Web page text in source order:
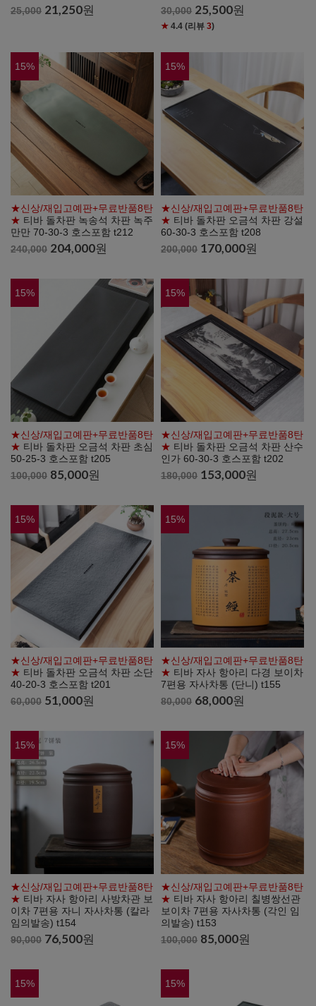
25,000 21,250원
30,000 25,500원
★ 4.4 (리뷰3)
15%
★신상/재입고예판+무료반품8탄
★ 티바 돌차판 녹송석 차판 녹주
만만 70-30-3 호스포함 t212
240,000 204,000원
15%
★신상/재입고예판+무료반품8탄
★ 티바 돌차판 오금석 차판 강설
60-30-3 호스포함 t208
200,000 170,000원
15%
★신상/재입고예판+무료반품8탄
★ 티바 돌차판 오금석 차판 초심
50-25-3 호스포함 t205
100,000 85,000원
15%
★신상/재입고예판+무료반품8탄
★ 티바 돌차판 오금석 차판 산수
인가 60-30-3 호스포함 t202
180,000 153,000원
15%
★신상/재입고예판+무료반품8탄
★ 티바 돌차판 오금석 차판 소단
40-20-3 호스포함 t201
60,000 51,000원
15%
★신상/재입고예판+무료반품8탄
★ 티바 자사 항아리 다경 보이차
7편용 자사차통 (단니) t155
80,000 68,000원
15%
★신상/재입고예판+무료반품8탄
★ 티바 자사 항아리 사방차관 보
이차 7편용 자니 자사차통 (칼라
임의발송) t154
90,000 76,500원
15%
★신상/재입고예판+무료반품8탄
★ 티바 자사 항아리 칠병쌍선관
보이차 7편용 자사차통 (각인 임
의발송) t153
100,000 85,000원
15% 15%